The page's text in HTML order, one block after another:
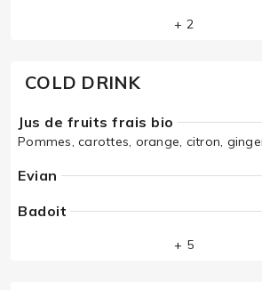
+ 2
COLD DRINK
Jus de fruits frais bio
Pommes, carottes, orange, citron,
Evian
Badoit
+ 5